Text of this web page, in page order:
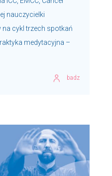
nauczycielki
cykl trzech spotkań
medytacyjna –
badz